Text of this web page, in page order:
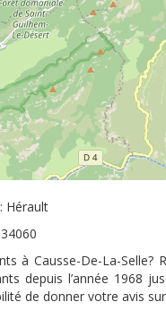
Hérault
à Causse-De-La-
depuis l’année 1968
de donner votre avis